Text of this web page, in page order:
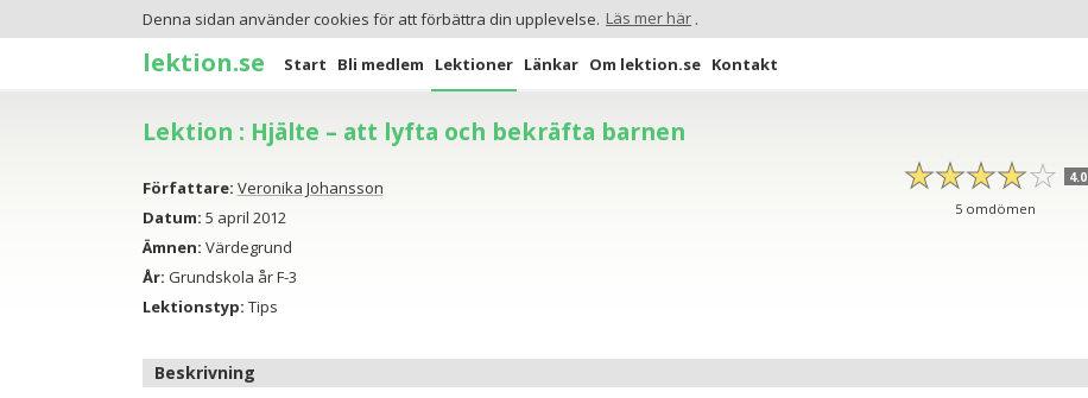
Denna sidan använder cookies för att förbättra din upplevelse. Läs mer här .
lektion.se Start Bli medlem Lektioner Länkar Om lektion.se Kontakt
Lektion : Hjälte – att lyfta och bekräfta barnen
☆☆☆☆☆
★★★★★ 4.0
5omdömen
Författare: Veronika Johansson
Datum: 5 april 2012
Ämnen: Värdegrund
År: Grundskola år F-3
Lektionstyp: Tips
Beskrivning